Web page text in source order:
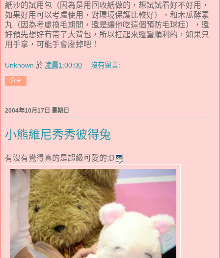
紙沙的試用包（因為是用回收紙做的，想試試看好不好用，
如果好用可以考慮使用，對環境保護比較好），和木瓜酵素
丸（因為考慮換毛期間，還是讓他吃這個預防毛球症），還
好預先想好有帶了大背包，所以扛起來還蠻順利的，如果只
用手拿，可能手會廢掉吧！
Unknown 於 凌晨1:00:00 沒有留言:
分享
2004年10月17日 星期日
小熊維尼秀秀彼得兔
有沒有覺得真的是超級可愛的:D